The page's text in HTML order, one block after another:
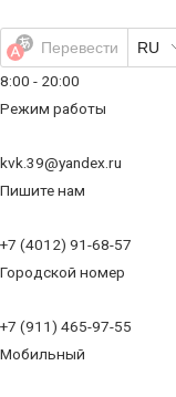
содержимому
Перевести
RU
8:00 - 20:00
Режим работы
kvk.39@yandex.ru
Пишите нам
+7 (4012) 91-68-57
Городской номер
+7 (911) 465-97-55
Мобильный